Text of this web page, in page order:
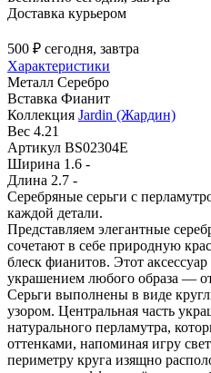
Доставка курьером
500 ₽ сегодня, завтра
Характеристики
Металл Серебро
Вставка Фианит
Коллекция Jardin (Жардин)
Вес 4.21
Артикул BS02304E
Ширина 1.6 -
Длина 2.7 -
Серебряные серьги с
каждой детали.
Представляем элегантные
сочетают в себе природную
блеск фианитов. Этот
украшением любого образа —
Серьги выполнены в виде
узором. Центральная часть
натурального перламутра,
оттенками, напоминая игру
периметру круга изящно